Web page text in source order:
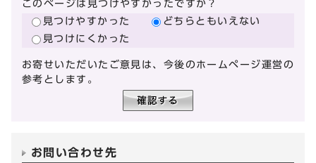
このページは見つけやすかったですか？
見つけやすかった
どちらともいえない
見つけにくかった
お寄せいただいたご意見は、今後のホームページ運営の
参考とします。
お問い合わせ先